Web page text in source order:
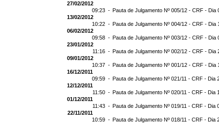
27/02/2012
09:23 - Pauta de Julgamento Nº 005/12 - CRF - Dia
13/02/2012
10:22 - Pauta de Julgamento Nº 004/12 - CRF - Dia
06/02/2012
09:58 - Pauta de Julgamento Nº 003/12 - CRF - Dia
23/01/2012
11:16 - Pauta de Julgamento Nº 002/12 - CRF - Dia
09/01/2012
10:37 - Pauta de Julgamento Nº 001/12 - CRF - Dia
16/12/2011
09:59 - Pauta de Julgamento Nº 021/11 - CRF - Dia
12/12/2011
11:50 - Pauta de Julgamento Nº 020/11 - CRF - Dia
01/12/2011
11:43 - Pauta de Julgamento Nº 019/11 - CRF - Dia
22/11/2011
10:59 - Pauta de Julgamento Nº 018/11 - CRF - Dia